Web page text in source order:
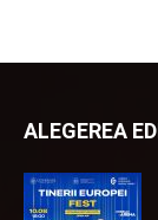
ALEGEREA